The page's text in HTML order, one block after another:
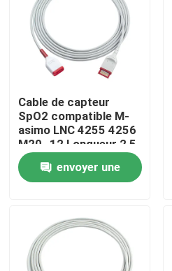
Maison
Produits
Au sujet de nous
Cable de capteur
SpO2 compatible M-
asimo LNC 4255 4256
M20 -12 Longueur 2,5
M
envoyer une